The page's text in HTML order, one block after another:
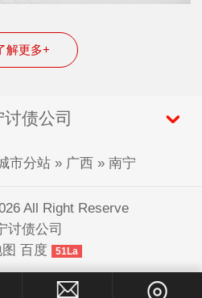
解更多+
债公司
市分站» 广西» 南宁
All Right Reserve
讨债公司
百度 51La